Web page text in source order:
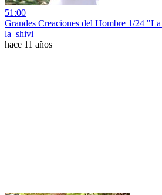
51:00
Grandes Creaciones del Hombre 1/24
la_shivi
hace 11 años